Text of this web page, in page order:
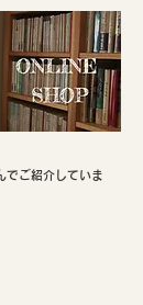
でご紹介していま